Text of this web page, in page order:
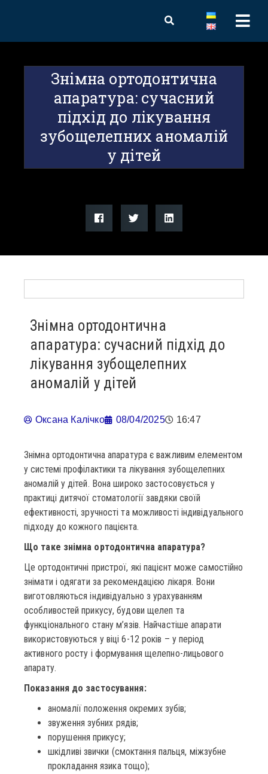
Знімна ортодонтична
апаратура: сучасний
підхід до лікування
зубощелепних аномалій
у дітей
Знімна ортодонтична
апаратура: сучасний підхід до
лікування зубощелепних
аномалій у дітей
Оксана Калічко 08/04/2025 16:47
Знімна ортодонтична апаратура є важливим елементом
у системі профілактики та лікування зубощелепних
аномалій у дітей. Вона широко застосовується у
практиці дитячої стоматології завдяки своїй
ефективності, зручності та можливості індивідуального
підходу до кожного пацієнта.
Що таке знімна ортодонтична апаратура?
Це ортодонтичні пристрої, які пацієнт може самостійно
знімати і одягати за рекомендацією лікаря. Вони
виготовляються індивідуально з урахуванням
особливостей прикусу, будови щелеп та
функціонального стану м’язів. Найчастіше апарати
використовуються у віці 6-12 років – у період
активного росту і формування щелепно-лицьового
апарату.
Показання до застосування:
аномалії положення окремих зубів;
звуження зубних рядів;
порушення прикусу;
шкідливі звички (смоктання пальця, міжзубне
прокладання язика тощо);